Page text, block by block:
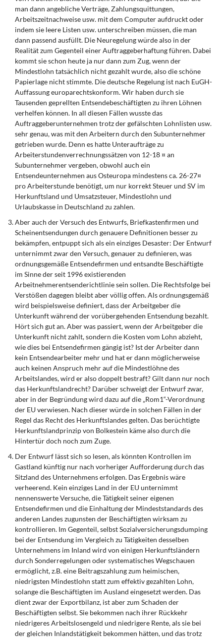
man dann angebliche Verträge, Zahlungsquittungen,
Arbeitszeitnachweise usw. mit dem Computer aufdruckt oder
indem sie leere Listen usw. unterschreiben müssen, die man
dann passend ausfüllt. Die Neuregelung würde also in der
Realität zum Gegenteil einer Auftraggeberhaftung führen. Dabei
kommt sie schon heute ja nur dann zum Zug, wenn der
Mindestlohn tatsächlich nicht gezahlt wurde, also die schöne
Papierlage nicht stimmte. Die deutsche Regelung ist nach EuGH-
Auffassung europarechtskonform. Wir haben durch sie
Tausenden geprellten Entsendebeschäftigten zu ihren Löhnen
verhelfen können. In all diesen Fällen wusste das
Auftraggeberunternehmen trotz der gefälschten Lohnlisten usw.
sehr genau, was mit den Arbeitern durch den Subunternehmer
getrieben wurde. Denn es hatte Unteraufträge zu
Arbeiterstundenverrechnungssätzen von 12-18 ¤ an
Subunternehmer vergeben, obwohl auch ein
Entsendeunternehmen aus Osteuropa mindestens ca. 26-27¤
pro Arbeiterstunde benötigt, um nur korrekt Steuer und SV im
Herkunftsland und Umsatzsteuer, Mindestlohn und
Urlaubskasse in Deutschland zu zahlen.
Aber auch der Versuch des Entwurfs, Briefkastenfirmen und
Scheinentsendungen durch genauere Definitionen besser zu
bekämpfen, entpuppt sich als ein einziges Desaster: Der Entwurf
unternimmt zwar den Versuch, genauer zu definieren, was
ordnungsgemäße Entsendefirmen und entsandte Beschäftigte
im Sinne der seit 1996 existierenden
Arbeitnehmerentsenderichtlinie sein sollen. Die Rechtsfolge bei
Verstößen dagegen bleibt aber völlig offen. Als ordnungsgemäß
wird beispielsweise definiert, dass der Arbeitgeber die
Unterkunft während der vorübergehenden Entsendung bezahlt.
Hört sich gut an. Aber was passiert, wenn der Arbeitgeber die
Unterkunft nicht zahlt, sondern die Kosten vom Lohn abzieht,
wie dies bei Entsendefirmen gängig ist? Ist der Arbeiter dann
kein Entsendearbeiter mehr und hat er dann möglicherweise
auch keinen Anspruch mehr auf die Mindestlöhne des
Arbeitslandes, wird er also doppelt bestraft? Gilt dann nur noch
das Herkunftslandrecht? Darüber schweigt der Entwurf zwar,
aber in der Begründung wird dazu auf die „Rom1“-Verordnung
der EU verwiesen. Nach dieser würde in solchen Fällen in der
Regel das Recht des Herkunftslandes gelten. Das berüchtigte
Herkunftslandprinzip von Bolkestein käme also durch die
Hintertür doch noch zum Zuge.
Der Entwurf lässt sich so lesen, als könnten Kontrollen im
Gastland künftig nur nach vorheriger Aufforderung durch das
Sitzland des Unternehmens erfolgen. Das Ergebnis wäre
verheerend. Kein einziges Land in der EU unternimmt
nennenswerte Versuche, die Tätigkeit seiner eigenen
Entsendefirmen und die Einhaltung der Mindeststandards des
anderen Landes zugunsten der Beschäftigten wirksam zu
kontrollieren. Im Gegenteil, selbst Sozialversicherungsdumping
bei der Entsendung im Vergleich zu Tätigkeiten desselben
Unternehmens im Inland wird von einigen Herkunftsländern
durch Sonderregelungen oder systematisches Wegschauen
ermöglicht, z.B. eine Beitragszahlung zum heimischen,
niedrigsten Mindestlohn statt zum effektiv gezahlten Lohn,
solange die Beschäftigten im Ausland eingesetzt werden. Das
dient zwar der Exportbilanz, ist aber zum Schaden der
Beschäftigten selbst. Sie bekommen nach ihrer Rückkehr
niedrigeres Arbeitslosengeld und niedrigere Rente, als sie bei
der gleichen Inlandstätigkeit bekommen hätten, und das trotz